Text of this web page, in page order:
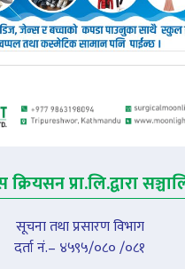
क्रियसन प्रा.लि.द्वारा
सूचना तथा प्रसारण विभाग
दर्ता नं.– ४५९५/०८० /०८१